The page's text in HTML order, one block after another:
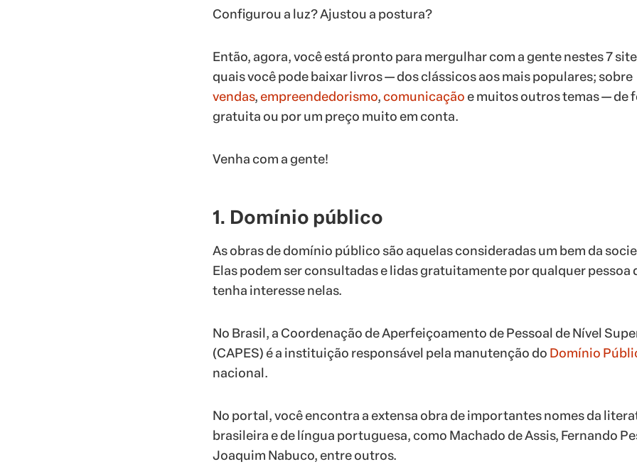
Configurou a luz? Ajustou a postura?
Então, agora, você está pronto para mergulhar com a gente nestes 7
quais você pode baixar livros — dos clássicos aos mais populares; sobre
vendas,empreendedorismo,comunicaçãoe muitos outros temas — de
gratuita ou por um preço muito em conta.
Venha com a gente!
1. Domínio público
As obras de domínio público são aquelas consideradas um bem da
Elas podem ser consultadas e lidas gratuitamente por qualquer pessoa
tenha interesse nelas.
No Brasil, a Coordenação de Aperfeiçoamento de Pessoal de Nível
(CAPES) é a instituição responsável pela manutenção do Domínio
nacional.
No portal, você encontra a extensa obra de importantes nomes da
brasileira e de língua portuguesa, como Machado de Assis, Fernando
Joaquim Nabuco, entre outros.